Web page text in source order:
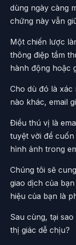
dùng ngày càng
chứng này vẫn
Một chiến lược
thông điệp tầm
hành động hoặc
Cho dù đó là xác
nào khác, email
Điều thú vị là
tuyệt vời để
hình ảnh trong
Chúng tôi sẽ
giao dịch của
hiệu của bạn là
Sau cùng, tại
thị giác dễ chịu?